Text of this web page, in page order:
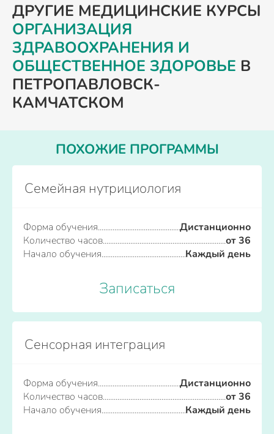
ДРУГИЕ МЕДИЦИНСКИЕ КУРСЫ
ОРГАНИЗАЦИЯ
ЗДРАВООХРАНЕНИЯ И
ОБЩЕСТВЕННОЕ ЗДОРОВЬЕ В
ПЕТРОПАВЛОВСК-
КАМЧАТСКОМ
ПОХОЖИЕ ПРОГРАММЫ
Семейная нутрициология
Форма обучения
Дистанционно
Количество часов
от 36
Начало обучения
Каждый день
Записаться
Сенсорная интеграция
Форма обучения
Дистанционно
Количество часов
от 36
Начало обучения
Каждый день